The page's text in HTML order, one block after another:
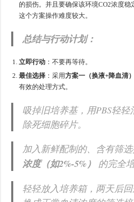
的损伤。并且要确保该环境CO2浓度稳
这个方案操作难度较大。
总结与行动计划：
立即行动 ：不要再等待。
最佳选择 ：采用方案一（换液+降血清）
有效的处理方式。
吸掉旧培养基，用PBS轻
除死细胞碎片。
加入新鲜配制的、含有筛选
浓度（如2%-5%）
的完全
轻轻放入培养箱，两天后